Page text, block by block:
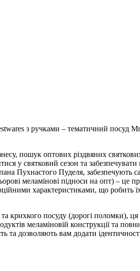
з ручками – тематичний посуд
пошук оптових різдвяних
у святковий сезон та
Пухнастого Пуделя, забезпечують
меламінові підноси на опт) – це
характеристиками, що
крихкого посуду (дорогі поломки),
меламіновій конструкції та
та дозволяють вам додати